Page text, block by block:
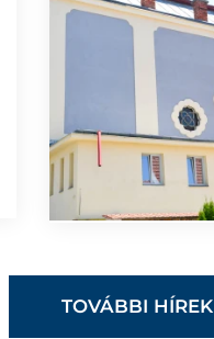
TOVÁBBI HÍREK